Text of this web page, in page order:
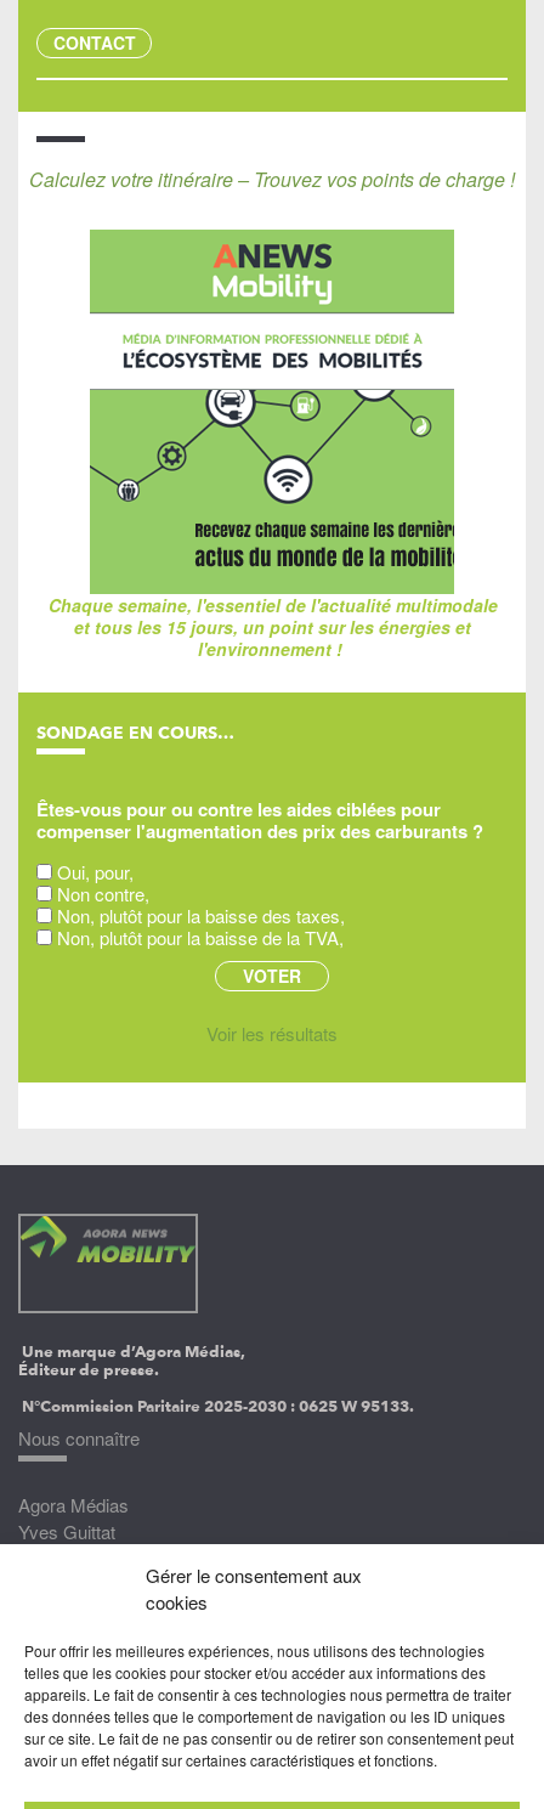
Gérer le consentement aux
cookies
Pour offrir les meilleures expériences, nous utilisons des technologies
telles que les cookies pour stocker et/ou accéder aux informations des
appareils. Le fait de consentir à ces technologies nous permettra de traiter
des données telles que le comportement de navigation ou les ID uniques
sur ce site. Le fait de ne pas consentir ou de retirer son consentement peut
avoir un effet négatif sur certaines caractéristiques et fonctions.
CONTACT
Calculez votre itinéraire – Trouvez vos points de charge !
Chaque semaine, l'essentiel de l'actualité multimodale
et tous les 15 jours, un point sur les énergies et
l'environnement !
SONDAGE EN COURS…
Êtes-vous pour ou contre les aides ciblées pour
compenser l'augmentation des prix des carburants ?
Oui, pour,
Non contre,
Non, plutôt pour la baisse des taxes,
Non, plutôt pour la baisse de la TVA,
Voir les résultats
Une marque d’Agora Médias,
Éditeur de presse.
N°Commission Paritaire 2025-2030 :0625 W 95133.
Nous connaître
Agora Médias
Yves Guittat
Devenez correspondant
Rejoignez nos experts
Devenez Partenaire
Nous suivre